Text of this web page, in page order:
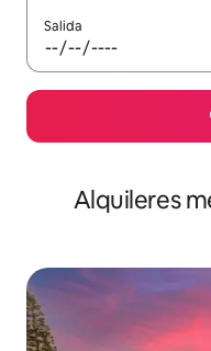
Salida
Alquileres